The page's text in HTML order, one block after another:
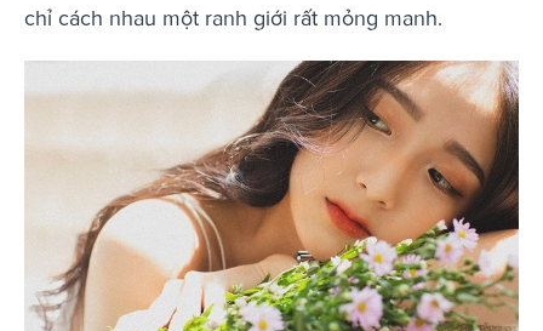
chỉ cách nhau một ranh giới rất mỏng manh.